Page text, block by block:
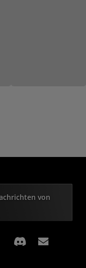
von
Facebook